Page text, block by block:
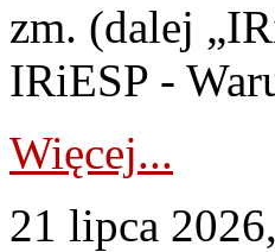
zm. (dalej
IRiESP -
Więcej...
21 lipca